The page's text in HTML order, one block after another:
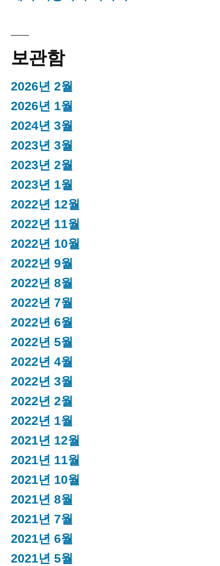
보관함
2026년 2월
2026년 1월
2024년 3월
2023년 3월
2023년 2월
2023년 1월
2022년 12월
2022년 11월
2022년 10월
2022년 9월
2022년 8월
2022년 7월
2022년 6월
2022년 5월
2022년 4월
2022년 3월
2022년 2월
2022년 1월
2021년 12월
2021년 11월
2021년 10월
2021년 8월
2021년 7월
2021년 6월
2021년 5월